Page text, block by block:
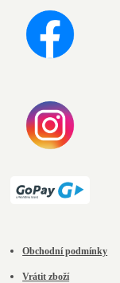
Obchodní podmínky
Vrátit zboží